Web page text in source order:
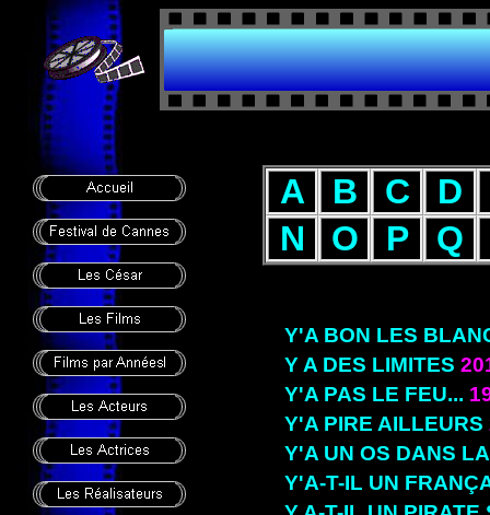
A B C
D
N
O P Q
Y'A BON LES
Y A DES LIMITES
Y'A PAS LE FEU...
Y'A PIRE AILLEURS
Y'A UN OS DANS
Y'A-T-IL UN